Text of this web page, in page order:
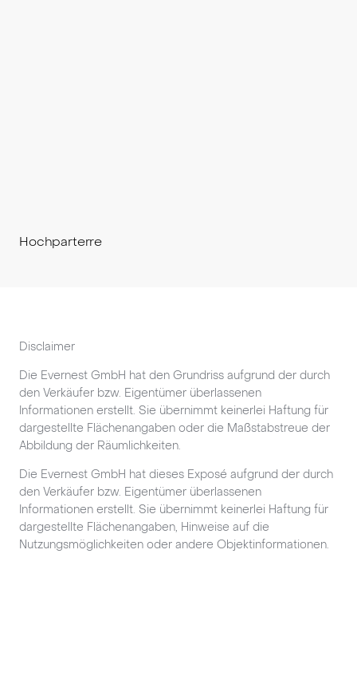
Hochparterre
Disclaimer
Die Evernest GmbH hat den Grundriss aufgrund der durch
den Verkäufer bzw. Eigentümer überlassenen
Informationen erstellt. Sie übernimmt keinerlei Haftung für
dargestellte Flächenangaben oder die Maßstabstreue der
Abbildung der Räumlichkeiten.
Die Evernest GmbH hat dieses Exposé aufgrund der durch
den Verkäufer bzw. Eigentümer überlassenen
Informationen erstellt. Sie übernimmt keinerlei Haftung für
dargestellte Flächenangaben, Hinweise auf die
Nutzungsmöglichkeiten oder andere Objektinformationen.